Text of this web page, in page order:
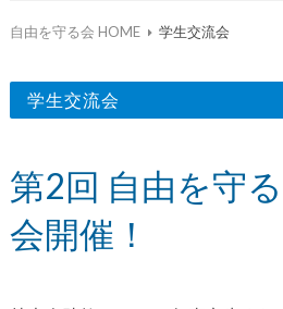
自由を守る会 HOME 学生交流会
学生交流会
第2回 自由を守
会開催！